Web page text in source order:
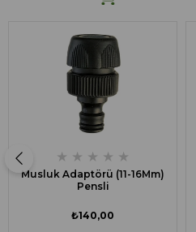
★ ★ ★ ★ ★
Musluk Adaptörü (11-16Mm)
Pensli
₺140,00